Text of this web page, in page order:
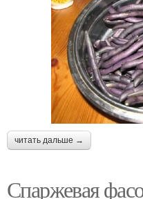
читать дальше →
Спаржевая